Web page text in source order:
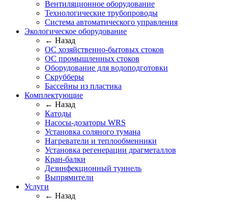
Вентиляционное оборудование
Технологические трубопроводы
Система автоматического управления
Экологическое оборудование
← Назад
ОС хозяйственно-бытовых стоков
ОС промышленных стоков
Оборудование для водоподготовки
Скрубберы
Бассейны из пластика
Комплектующие
← Назад
Катоды
Насосы-дозаторы WRS
Установка соляного тумана
Нагреватели и теплообменники
Установка регенерации драгметаллов
Кран-балки
Дезинфекционный туннель
Выпрямители
Услуги
← Назад